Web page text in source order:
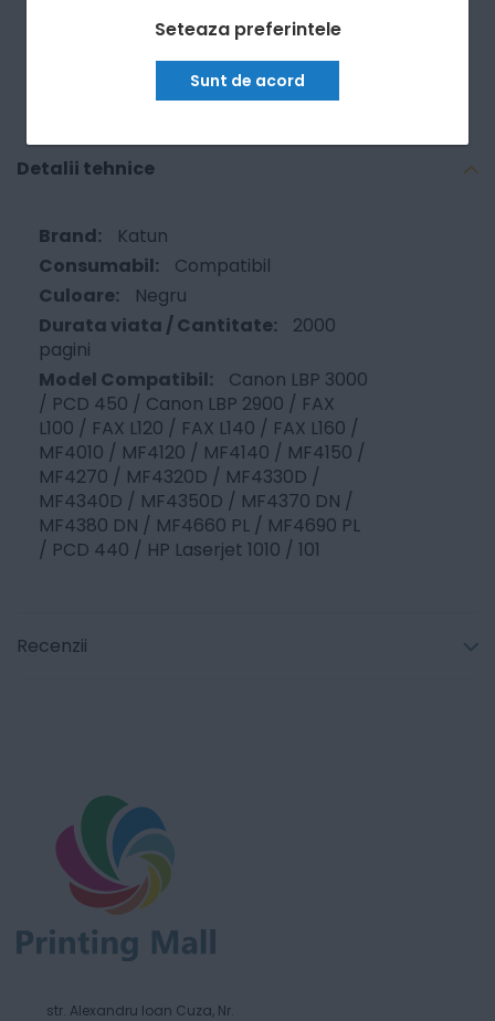
Seteaza preferintele
Sunt de acord
Detalii tehnice
Katun
Compatibil
Negru
2000
pagini
Canon LBP 3000
/ PCD 450 / Canon LBP 2900 / FAX
L100 / FAX L120 / FAX L140 / FAX L160 /
MF4010 / MF4120 / MF4140 / MF4150 /
MF4270 / MF4320D / MF4330D /
MF4340D / MF4350D / MF4370 DN /
MF4380 DN / MF4660 PL / MF4690 PL
/ PCD 440 / HP Laserjet 1010 / 101
Recenzii
str. Alexandru Ioan Cuza, Nr.